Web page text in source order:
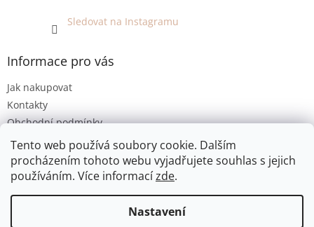
Tento web používá soubory cookie. Dalším
procházením tohoto webu vyjadřujete souhlas s jejich
používáním. Více informacízde.
Nastavení
Sledovat na Instagramu
Informace pro vás
Jak nakupovat
Kontakty
Obchodní podmínky
Podmínky ochrany osobních údajů